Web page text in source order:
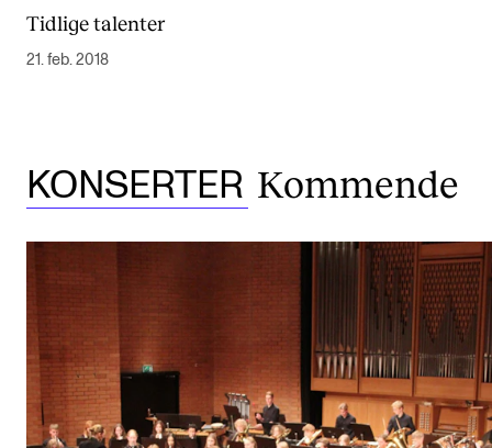
Tidlige talenter
21. feb. 2018
KONSERTER Kommende